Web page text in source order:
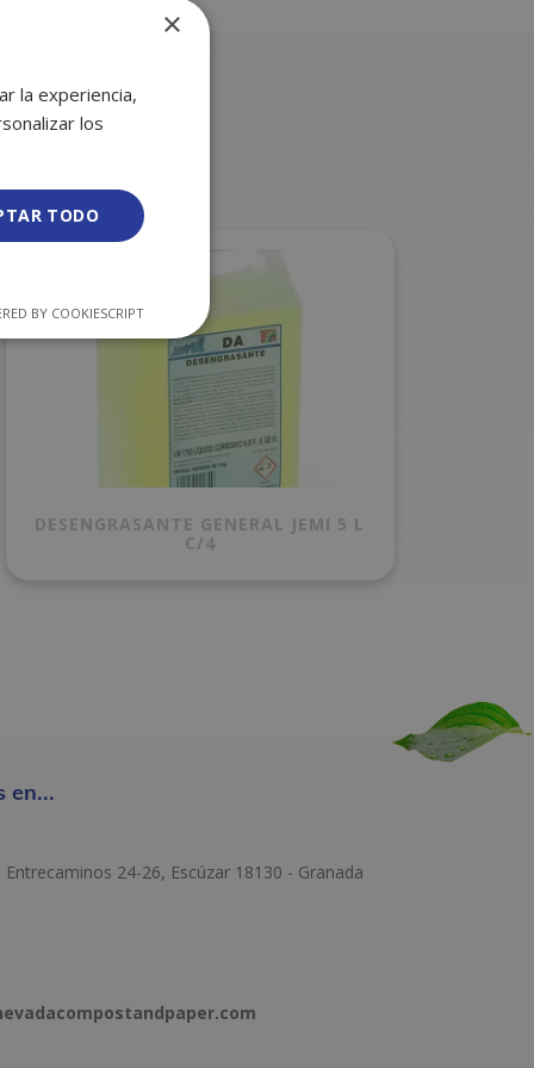
DESENGRASANTE GENERAL JEMI 5 L
C/4
en...
Entrecaminos 24-26, Escúzar 18130 - Granada
×
la experiencia,
los
TODO
BY COOKIESCRIPT